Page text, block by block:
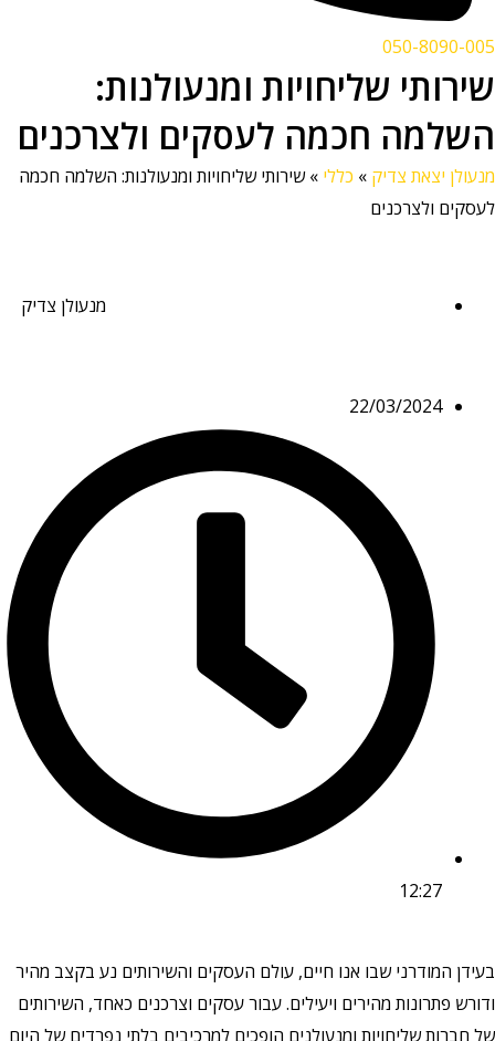
050-8090-005
שירותי שליחויות ומנעולנות:
השלמה חכמה לעסקים ולצרכנים
מנעולן יצאת צדיק » כללי »שירותי שליחויות ומנעולנות: השלמה חכמה
לעסקים ולצרכנים
מנעולן צדיק
22/03/2024
12:27
בעידן המודרני שבו אנו חיים, עולם העסקים והשירותים נע בקצב מהיר
ודורש פתרונות מהירים ויעילים. עבור עסקים וצרכנים כאחד, השירותים
של חברות שליחויות ומנעולנים הופכים למרכיבים בלתי נפרדים של היום